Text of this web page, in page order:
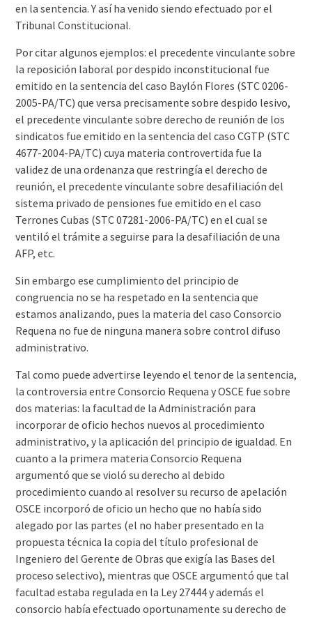
en la sentencia. Y así ha venido siendo efectuado por el
Tribunal Constitucional.
Por citar algunos ejemplos: el precedente vinculante sobre
la reposición laboral por despido inconstitucional fue
emitido en la sentencia del caso Baylón Flores (STC 0206-
2005-PA/TC) que versa precisamente sobre despido lesivo,
el precedente vinculante sobre derecho de reunión de los
sindicatos fue emitido en la sentencia del caso CGTP (STC
4677-2004-PA/TC) cuya materia controvertida fue la
validez de una ordenanza que restringía el derecho de
reunión, el precedente vinculante sobre desafiliación del
sistema privado de pensiones fue emitido en el caso
Terrones Cubas (STC 07281-2006-PA/TC) en el cual se
ventiló el trámite a seguirse para la desafiliación de una
AFP, etc.
Sin embargo ese cumplimiento del principio de
congruencia no se ha respetado en la sentencia que
estamos analizando, pues la materia del caso Consorcio
Requena no fue de ninguna manera sobre control difuso
administrativo.
Tal como puede advertirse leyendo el tenor de la sentencia,
la controversia entre Consorcio Requena y OSCE fue sobre
dos materias: la facultad de la Administración para
incorporar de oficio hechos nuevos al procedimiento
administrativo, y la aplicación del principio de igualdad. En
cuanto a la primera materia Consorcio Requena
argumentó que se violó su derecho al debido
procedimiento cuando al resolver su recurso de apelación
OSCE incorporó de oficio un hecho que no había sido
alegado por las partes (el no haber presentado en la
propuesta técnica la copia del título profesional de
Ingeniero del Gerente de Obras que exigía las Bases del
proceso selectivo), mientras que OSCE argumentó que tal
facultad estaba regulada en la Ley 27444 y además el
consorcio había efectuado oportunamente su derecho de